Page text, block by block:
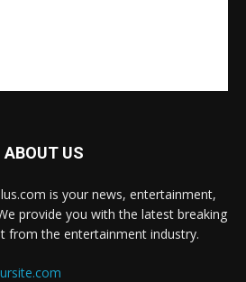
ABOUT US
is your news, entertainment,
provide you with the latest breaking
from the entertainment industry.